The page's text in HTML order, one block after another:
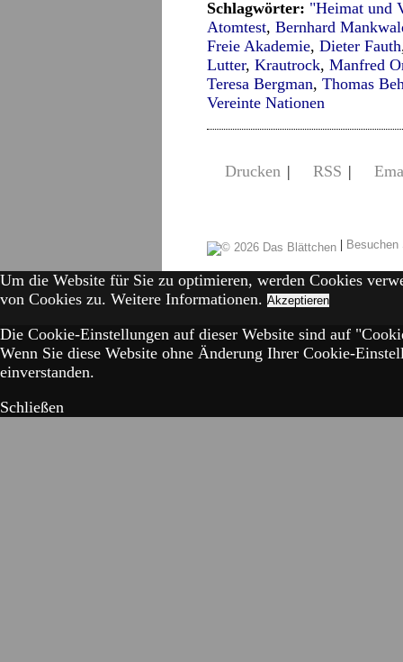
Schlagwörter: "Heimat und
Atomtest, Bernhard
Freie Akademie, Dieter Fauth
Lutter, Krautrock, Manfred
Teresa Bergman, Thomas
Vereinte Nationen
Drucken | RSS |
|
Um die Website für Sie zu optimieren, werden Cookies
von Cookies zu. Weitere Informationen. Akzeptieren
Die Cookie-Einstellungen auf dieser Website sind auf
Wenn Sie diese Website ohne Änderung Ihrer Cookie-
einverstanden.
Schließen